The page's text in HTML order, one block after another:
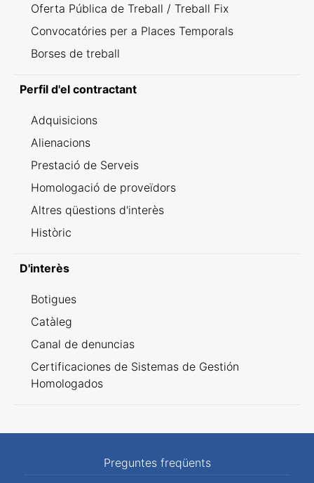
Oferta Pública de Treball / Treball Fix
Convocatóries per a Places Temporals
Borses de treball
Perfil d'el contractant
Adquisicions
Alienacions
Prestació de Serveis
Homologació de proveïdors
Altres qüestions d'interès
Històric
D'interès
Botigues
Catàleg
Canal de denuncias
Certificaciones de Sistemas de Gestión
Homologados
Preguntes freqüents